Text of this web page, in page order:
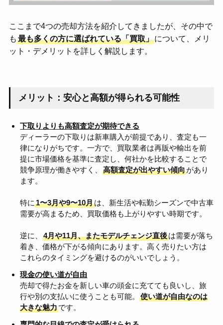
ここまで4つの売却方法を紹介してきましたが、その中で
も 最も多くの方に選ばれている「買取」について、メリ
ット・デメリットを詳しく解説します。
メリット：安心と高額が得られる可能性
下取りよりも高額査定が期待できる
ディーラーの下取りは新車購入が前提であり、査定も一
律になりがちです。一方で、買取業者は再販や輸出を前
提に市場価格を基準に査定し、何社かを比較することで
競争原理が働きやすく、高額査定が出やすい傾向があり
ます。
特に1〜3月や9〜10月は、新生活や転勤シーズンで中古車
需要が高まるため、買取価格も上がりやすい時期です。
逆に、4月や11月、またモデルチェンジ直後は需要が落ち
着き、価格が下がる傾向にあります。高く売りたい方は
これらのタイミングを避けるのがいいでしょう。
現金の使い道が自由
売却で得たお金を新しい車の頭金に充てても良いし、旅
行や別の支払いに使うことも可能。使い道が自由なのは
大きな魅力です。